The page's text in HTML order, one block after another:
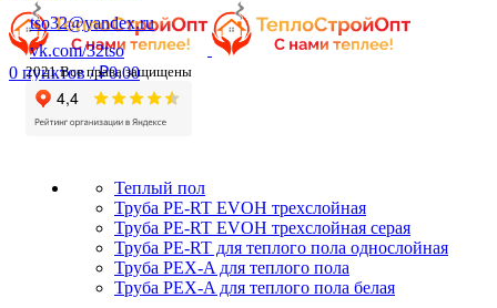
0 пунктов / ₽0.00
tso32@yandex.ru
vk.com/32tso
2021 Все права защищены
Теплый пол
Труба PE-RT EVOH трехслойная
Труба PE-RT EVOH трехслойная серая
Труба PE-RT для теплого пола однослойная
Труба PEX-A для теплого пола
Труба PEX-A для теплого пола белая